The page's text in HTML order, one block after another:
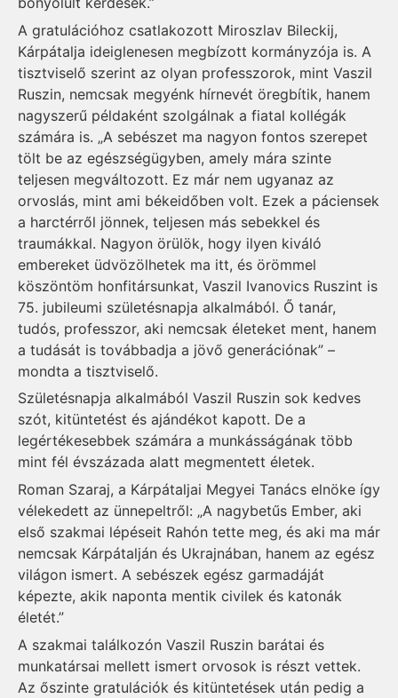
A gratulációhoz csatlakozott Miroszlav Bileckij,
Kárpátalja ideiglenesen megbízott kormányzója is. A
tisztviselő szerint az olyan professzorok, mint Vaszil
Ruszin, nemcsak megyénk hírnevét öregbítik, hanem
nagyszerű példaként szolgálnak a fiatal kollégák
számára is. „A sebészet ma nagyon fontos szerepet
tölt be az egészségügyben, amely mára szinte
teljesen megváltozott. Ez már nem ugyanaz az
orvoslás, mint ami békeidőben volt. Ezek a páciensek
a harctérről jönnek, teljesen más sebekkel és
traumákkal. Nagyon örülök, hogy ilyen kiváló
embereket üdvözölhetek ma itt, és örömmel
köszöntöm honfitársunkat, Vaszil Ivanovics Ruszint is
75. jubileumi születésnapja alkalmából. Ő tanár,
tudós, professzor, aki nemcsak életeket ment, hanem
a tudását is továbbadja a jövő generációnak” –
mondta a tisztviselő.
Születésnapja alkalmából Vaszil Ruszin sok kedves
szót, kitüntetést és ajándékot kapott. De a
legértékesebbek számára a munkásságának több
mint fél évszázada alatt megmentett életek.
Roman Szaraj, a Kárpátaljai Megyei Tanács elnöke így
vélekedett az ünnepeltről: „A nagybetűs Ember, aki
első szakmai lépéseit Rahón tette meg, és aki ma már
nemcsak Kárpátalján és Ukrajnában, hanem az egész
világon ismert. A sebészek egész garmadáját
képezte, akik naponta mentik civilek és katonák
életét.”
A szakmai találkozón Vaszil Ruszin barátai és
munkatársai mellett ismert orvosok is részt vettek.
Az őszinte gratulációk és kitüntetések után pedig a